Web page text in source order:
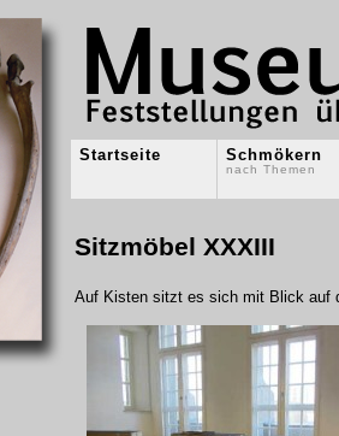
Startseite Schmökern
nach Themen
Sitzmöbel XXXIII
Auf Kisten sitzt es sich mit Blick auf